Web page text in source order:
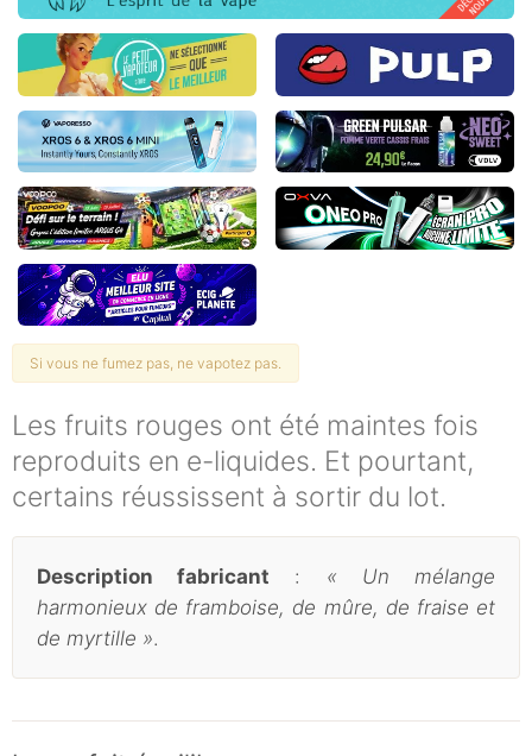
Si vous ne fumez pas, ne vapotez pas.
Les fruits rouges ont été maintes fois
reproduits en e-liquides. Et pourtant,
certains réussissent à sortir du lot.
Description fabricant : « Un mélange
harmonieux de framboise, de mûre, de fraise et
de myrtille ».